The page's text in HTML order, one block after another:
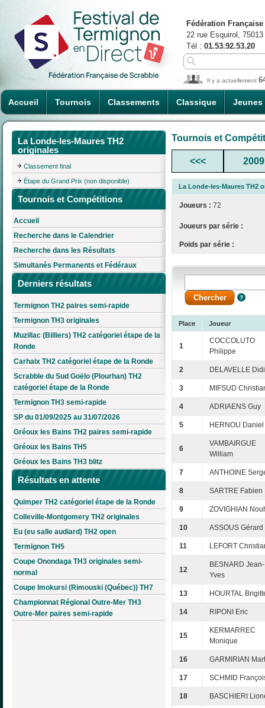
Accueil Tournois Classements Classique Jeunes
Fédération
22 rue Esquirol,
Tél : 01.53.92.53.20
Il y a actuellement
La Londe-les-Maures TH2
originales
Classement final
Étape du Grand Prix (non disponible)
Tournois et Compétitions
Accueil
Recherche dans le Calendrier
Recherche dans les Résultats
Simultanés Permanents et Fédéraux
Derniers résultats
Termignon TH2 paires semi-rapide
Termignon TH3 originales
Muzillac (Billiers) TH2 catégoriel étape de la
Ronde
Carhaix TH2 catégoriel étape de la Ronde
Scrabble du Sud Goëlo (Plourhan) TH2
catégoriel étape de la Ronde
Termignon TH3 semi-rapide
SP du 01/09/2025 au 31/07/2026
Gréoux les Bains TH2 paires semi-rapide
Gréoux les Bains TH5
Gréoux les Bains TH3 blitz
Résultats en attente
Quimper TH2 catégoriel étape de la Ronde
Colleville-Montgomery TH2 originales
Eu (eu salle audiard) TH2 open
Termignon TH5
Coupe Onondaga TH3 originales semi-
normal
Coupe Imokursi (Rimouski (Québec)) TH7
Championnat Régional Outre-Mer TH3
Outre-Mer paires semi-rapide
Tournois et
<<< 2009
La Londe-les-Maures TH2
Joueurs : 72
Joueurs par série :
Poids par série :
Place Joueur
1
COCCOLUTO
Philippe
2 DELAVELLE
3 MIFSUD
4 ADRIAENS Guy
5 HERNOU Daniel
6
VAMBAIRGUE
William
7 ANTHOINE
8 SARTRE Fabien
9 ZOVIGHIAN
10 ASSOUS Gérard
11 LEFORT
12
BESNARD Jean-
Yves
13 HOURTAL
14 RIPONI Eric
15
KERMARREC
Monique
16 GARMIRIAN
17 SCHMID
18 BASCHIERI